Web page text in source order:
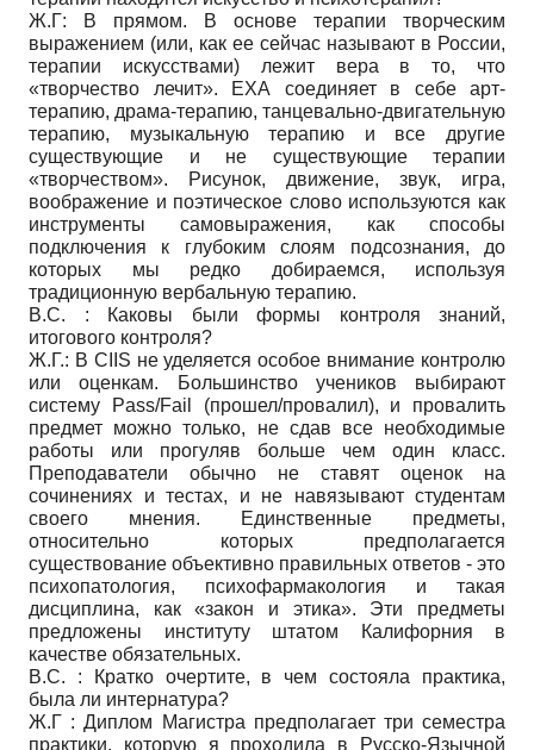
Ж.Г: В прямом. В основе терапии творческим
выражением (или, как ее сейчас называют в России,
терапии искусствами) лежит вера в то, что
«творчество лечит». ЕХА соединяет в себе арт-
терапию, драма-терапию, танцевально-двигательную
терапию, музыкальную терапию и все другие
существующие и не существующие терапии
«творчеством». Рисунок, движение, звук, игра,
воображение и поэтическое слово используются как
инструменты самовыражения, как способы
подключения к глубоким слоям подсознания, до
которых мы редко добираемся, используя
традиционную вербальную терапию.
В.С. : Каковы были формы контроля знаний,
итогового контроля?
Ж.Г.: В CIIS не уделяется особое внимание контролю
или оценкам. Большинство учеников выбирают
систему Pass/Fail (прошел/провалил), и провалить
предмет можно только, не сдав все необходимые
работы или прогуляв больше чем один класс.
Преподаватели обычно не ставят оценок на
сочинениях и тестах, и не навязывают студентам
своего мнения. Единственные предметы,
относительно которых предполагается
существование объективно правильных ответов - это
психопатология, психофармакология и такая
дисциплина, как «закон и этика». Эти предметы
предложены институту штатом Калифорния в
качестве обязательных.
В.С. : Кратко очертите, в чем состояла практика,
была ли интернатура?
Ж.Г : Диплом Магистра предполагает три семестра
практики, которую я проходила в Русско-Язычной